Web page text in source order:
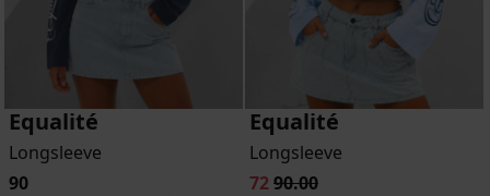
Equalité
Longsleeve
90
Equalité
Longsleeve
7290.00